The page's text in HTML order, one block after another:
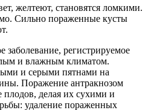
желтеют, становятся ломкими.
Сильно пораженные кусты
заболевание, регистрируемое
и влажным климатом.
и серыми пятнами на
Поражение антракнозом
плодов, делая их сухими и
удаление пораженных